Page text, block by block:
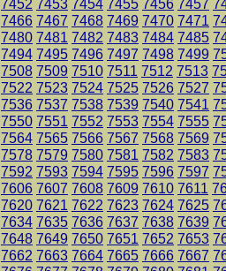
7452 7453 7454 7455 7456 7457
7466 7467 7468 7469 7470 7471
7480 7481 7482 7483 7484 7485
7494 7495 7496 7497 7498 7499
7508 7509 7510 7511 7512 7513
7522 7523 7524 7525 7526 7527
7536 7537 7538 7539 7540 7541
7550 7551 7552 7553 7554 7555
7564 7565 7566 7567 7568 7569
7578 7579 7580 7581 7582 7583
7592 7593 7594 7595 7596 7597
7606 7607 7608 7609 7610 7611
7620 7621 7622 7623 7624 7625
7634 7635 7636 7637 7638 7639
7648 7649 7650 7651 7652 7653
7662 7663 7664 7665 7666 7667